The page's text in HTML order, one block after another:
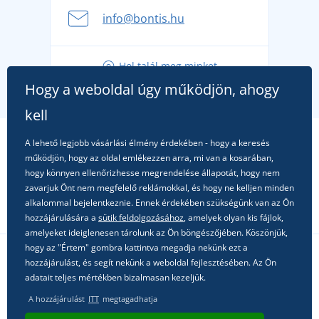
A nyári kaland a csomagolással kezdődik - készüljön
fel a gondtalan nyaralásra
alkalomra!
info@bontis.hu
Hol talál meg minket
Kövessen minket a közösségi hálózatokon
Hogy a weboldal úgy működjön, ahogy
kell
A lehető legjobb vásárlási élmény érdekében - hogy a keresés
működjön, hogy az oldal emlékezzen arra, mi van a kosarában,
hogy könnyen ellenőrizhesse megrendelése állapotát, hogy nem
zavarjuk Önt nem megfelelő reklámokkal, és hogy ne kelljen minden
alkalommal bejelentkeznie. Ennek érdekében szükségünk van az Ön
hozzájárulására a sütik feldolgozásához, amelyek olyan kis fájlok,
amelyeket ideiglenesen tárolunk az Ön böngészőjében. Köszönjük,
hogy az "Értem" gombra kattintva megadja nekünk ezt a
hozzájárulást, és segít nekünk a weboldal fejlesztésében. Az Ön
adatait teljes mértékben bizalmasan kezeljük.
A hozzájárulást ITT megtagadhatja